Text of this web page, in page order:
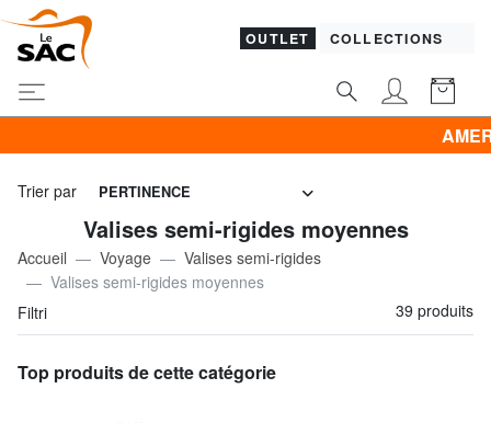
OUTLET COLLECTIONS
AMERICAN
Trier par PERTINENCE
Valises semi-rigides moyennes
Accueil Voyage
Valises semi-rigides
Valises semi-rigides moyennes
Filtri
39 produits
Top produits de cette catégorie